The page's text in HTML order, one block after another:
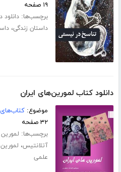
۱۹ صفحه
برچسب‌ها:دانلود
داستان زندگی،
دانلود کتاب لمورین‌های ایران
موضوع:
۳۲ صفحه
برچسب‌ها:
آتلانتیس،
علمی